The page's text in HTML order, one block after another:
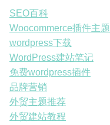
SEO百科
Woocommerce插件主题
wordpress下载
WordPress建站笔记
免费wordpress插件
品牌营销
外贸主题推荐
外贸建站教程